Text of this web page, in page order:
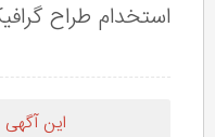
استخدام طراح
این